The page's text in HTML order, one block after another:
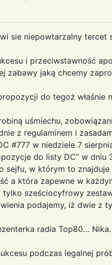
sie niepowtarzalny
i przeciwstawność
zabawy jaką chcemy
do tegoż właśnie
uśmiechu,
z regulaminem i
#777 w niedziele 7
do listy DC” w dniu
sejfu, w którym to
a która zapewne w
sześciocyfrowy
podajemy, iż dwie z
radia Top80… Nika.
podczas legalnej